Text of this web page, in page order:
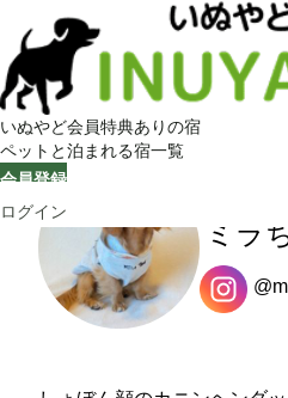
いぬやど会員特典ありの宿
ペットと泊まれる宿一覧
会員登録
ログイン
ミラ